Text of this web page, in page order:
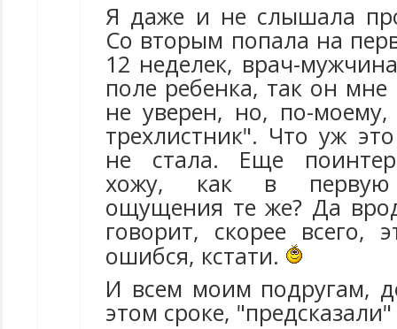
Я даже и не слышала
Со вторым попала на
12 неделек, врач-
поле ребенка, так он
не уверен, но, по-
трехлистник". Что уж
не стала. Еще
хожу, как в первую
ощущения те же? Да
говорит, скорее всего,
ошибся, кстати.
И всем моим подругам,
этом сроке,